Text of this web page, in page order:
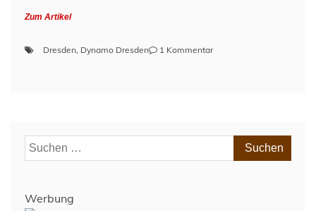
Zum Artikel
Dresden, Dynamo Dresden 1 Kommentarzu
Dresden
–
Suchen
nach:
Werbung